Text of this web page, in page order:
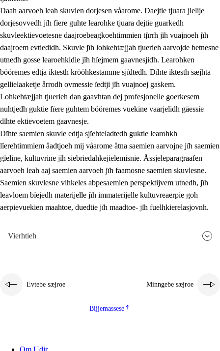
1.3
1.4
Skaepiedimmievoeteaavoe, eadtjohkevoete jïh
goerehtimmievæljoe
1.5 Eatnemem krööhkestidh jïh byjresegoerkesevoete
1.6 Demokratije jïh meatanårrome
Daah aarvoeh leah skuvlen dorjesen våarome. Daejtie tjuara jielije
dorjesovvedh jïh fïere guhte learohke tjuara dejtie guarkedh
skuvleektievoetesne daajroebeagkoehtimmien tjïrrh jïh vuajnoeh jïh
daajroem evtiedidh. Skuvle jïh lohkehtæjjah tjuerieh aarvojde betnesne
utnedh gosse learoehkidie jïh hïejmem gaavnesjidh. Learohken
bööremes edtja iktesth krööhkestamme sjïdtedh. Dïhte iktesth sæjhta
gellielaaketje årrodh ovmessie ïedtji jïh vuajnoej gaskem.
Lohkehtæjjah tjuerieh dan gaavhtan dej profesjonelle goerkesem
nuhtjedh guktie fïere guhtem bööremes vuekine vaarjelidh gåessie
dïhte ektievoetem gaavnesje.
Dïhte saemien skuvle edtja sjïehteladtedh guktie learohkh
lïerehtimmiem åadtjoeh mij våarome åtna saemien aarvojne jïh saemien
gïeline, kultuvrine jïh siebriedahkejielemisnie. Åssjeleparagraafen
aarvoeh leah aaj saemien aarvoeh jïh faamosne saemien skuvlesne.
Saemien skuvlesne vihkeles abpesaemien perspektijvem utnedh, jïh
leavloem bïejedh materijelle jïh immaterijelle kultuvreaerpie goh
aerpievuekien maahtoe, duedtie jïh maadtoe- jïh fuelhkierelasjovnh.
Vierhtieh
Evtebe sæjroe Minngebe sæjroe
Bijjemassese